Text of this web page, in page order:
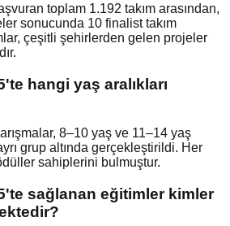
toplam 1.192 takım arasından,
sonucunda 10 finalist takım
çeşitli şehirlerden gelen projeler
hangi yaş aralıkları
8–10 yaş ve 11–14 yaş
grup altında gerçekleştirildi. Her
sahiplerini bulmuştur.
sağlanan eğitimler kimler